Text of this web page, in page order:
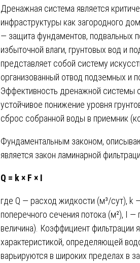
Дренажная система является
инфраструктуры как загородного
— защита фундаментов, подвальных
избыточной влаги, грунтовых вод и
представляет собой систему
организованный отвод подземных и
Эффективность дренажной системы
устойчивое понижение уровня
сброс собранной воды в приемник
Фундаментальным законом,
является закон ламинарной
Q = k × F × I
где Q — расход жидкости (м³/сут), k
поперечного сечения потока (м²), I
величина). Коэффициент фильтрации
характеристикой, определяющей
варьируются в широких пределах в